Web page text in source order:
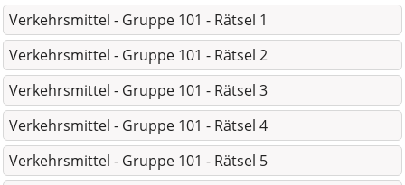
Verkehrsmittel - Gruppe 101 - Rätsel 1
Verkehrsmittel - Gruppe 101 - Rätsel 2
Verkehrsmittel - Gruppe 101 - Rätsel 3
Verkehrsmittel - Gruppe 101 - Rätsel 4
Verkehrsmittel - Gruppe 101 - Rätsel 5